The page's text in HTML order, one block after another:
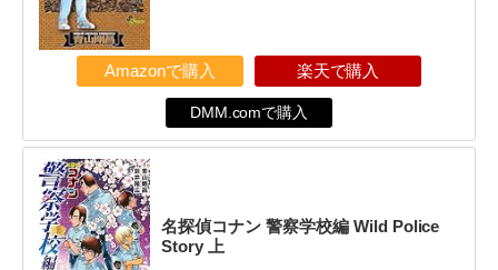
Amazonで購入 楽天で購入
DMM.comで購入
名探偵コナン 警察学校編 Wild Police
Story 上